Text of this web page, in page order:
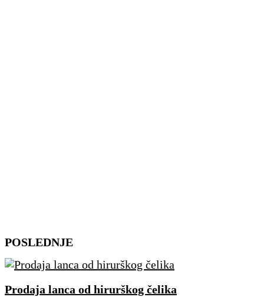
Skip
content
POSLEDNJE
Prodaja lanca od hirurškog čelika